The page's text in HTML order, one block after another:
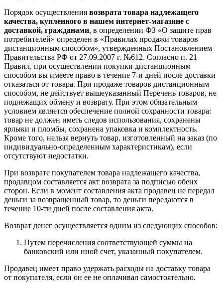
Порядок осуществления возврата товара надлежащего
качества, купленного в нашем интернет-магазине с
доставкой, гражданами, в определении ФЗ «О защите прав
потребителей» определен в «Правилах продажи товаров
дистанционным способом», утвержденных Постановлением
Правительства РФ от 27.09.2007 г. №612. Согласно п. 21
Правил, при осуществлении покупки дистанционным
способом вы имеете право в течение 7-и дней после доставки
отказаться от товара. При продаже товаров дистанционным
способом, не действует вышеуказанный Перечень товаров, не
подлежащих обмену и возврату. При этом обязательным
условием является обеспечение полной сохранности товара:
товар не должен иметь следов использования, сохранены
ярлыки и пломбы, сохранена упаковка и комплектность.
Кроме того, нельзя вернуть товар, изготовленный на заказ (по
индивидуально-определенным характеристикам), если
отсутствуют недостатки.
При возврате покупателем товара надлежащего качества,
продавцом составляется акт возврата за подписью обеих
сторон. Если в момент составления акта продавец не передал
деньги за возвращенный товар, то деньги передаются в
течение 10-ти дней после составления акта.
Возврат денег осуществляется одним из следующих способов:
Путем перечисления соответствующей суммы на
банковский или иной счет, указанный покупателем.
Продавец имеет право удержать расходы на доставку товара
от покупателя, если он ее не оплачивал самостоятельно.